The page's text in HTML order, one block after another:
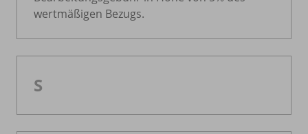
wertmäßigen Bezugs.
S